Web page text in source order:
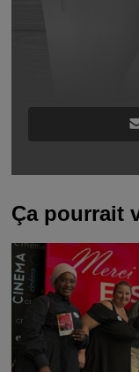
Ça pourrait